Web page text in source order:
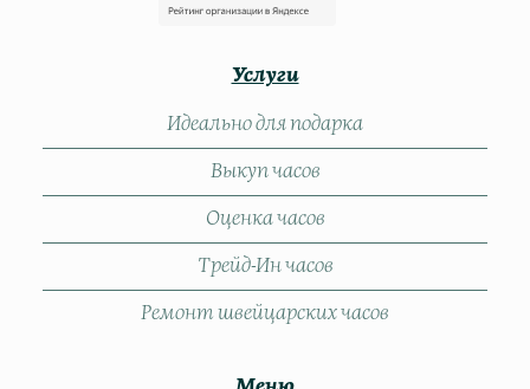
Услуги
Идеально для подарка
Выкуп часов
Оценка часов
Трейд-Ин часов
Ремонт швейцарских часов